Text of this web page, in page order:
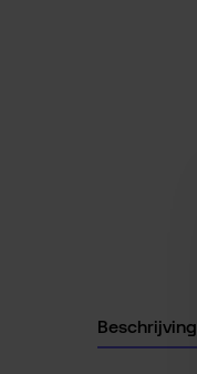
Beschrijving